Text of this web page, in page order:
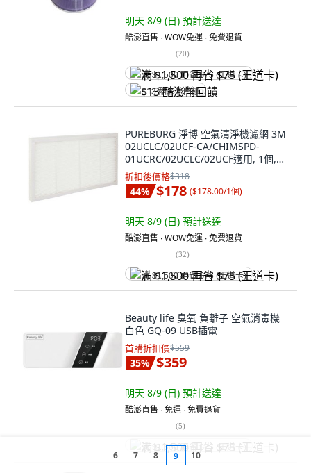
明天 8/9 (日) 預計送達
酷澎直售 ∙ WOW免運 ∙ 免費退貨
(20)
满 $1,500 再省 $75 (王道卡)
$13 酷澎幣回饋
PUREBURG 淨博 空氣清淨機濾網 3M
02UCLC/02UCF-CA/CHIMSPD-
01UCRC/02UCLC/02UCF適用, 1個,
3M-CAR02-01
折扣後價格$318
44% $178 ($178.00/1個)
明天 8/9 (日) 預計送達
酷澎直售 ∙ WOW免運 ∙ 免費退貨
(32)
满 $1,500 再省 $75 (王道卡)
Beauty life 臭氧 負離子 空氣消毒機
白色 GQ-09 USB插電
首購折扣價$559
35% $359
明天 8/9 (日) 預計送達
酷澎直售 ∙ 免運 ∙ 免費退貨
(5)
满 $1,500 再省 $75 (王道卡)
6 7 8 9 10